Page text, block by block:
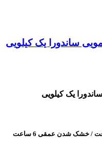
ساندورا یک کیلویی
یک کیلویی
زمان خشک شدن: خشک شدن سطحی 1 ساعت / خشک شدن عمقی 6 ساعت